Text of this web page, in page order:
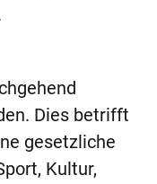
Dies betrifft
gesetzliche
Kultur,